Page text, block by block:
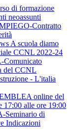
di formazione
neoassunti
Contratto
A scuola diamo
CCNL 2022-24
del CCNL
- L'italia
online del
17:00 alle ore 19:00
Seminario di
Indicazioni